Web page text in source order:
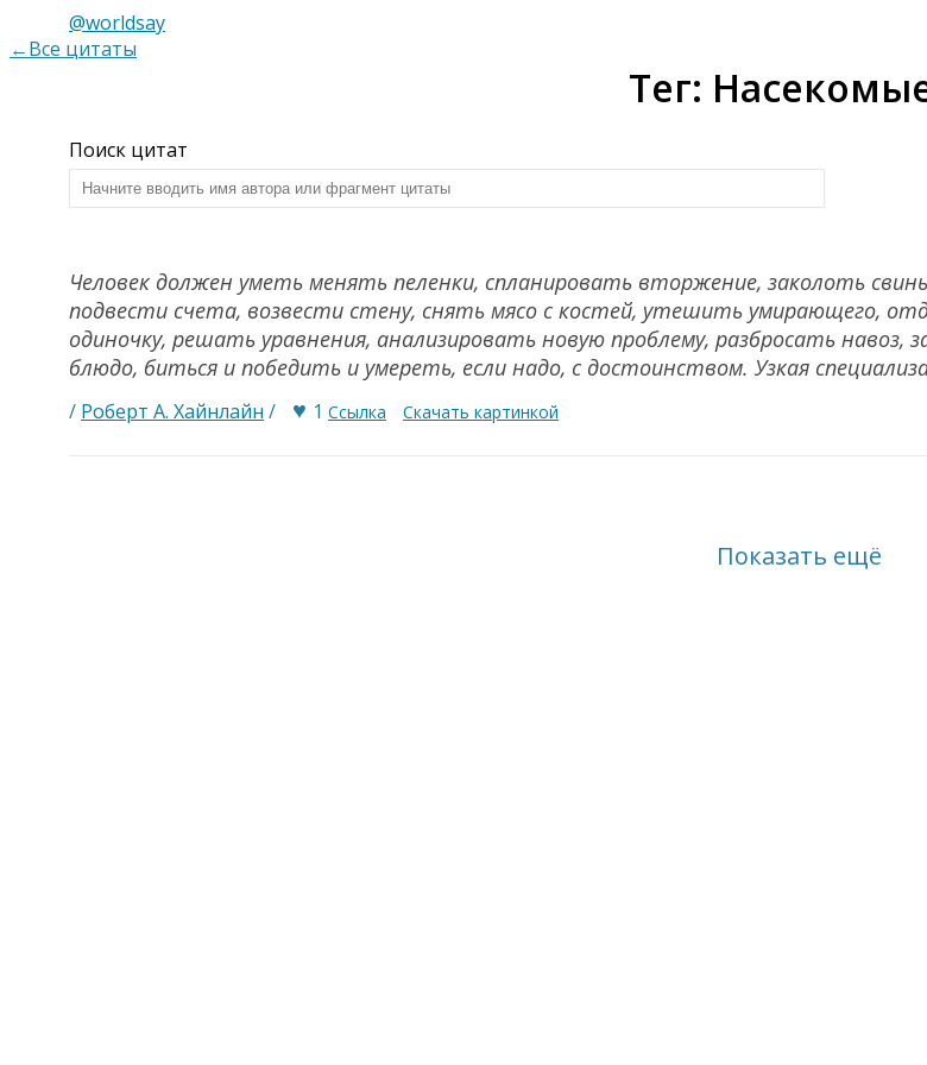
@worldsay
←Все цитаты
Тег:
Поиск цитат
Человек должен уметь менять пеленки, спланировать вторжение, заколоть
подвести счета, возвести стену, снять мясо с костей, утешить умирающего,
одиночку, решать уравнения, анализировать новую проблему, разбросать
блюдо, биться и победить и умереть, если надо, с достоинством. Узкая
/ Роберт А. Хайнлайн / ♥ 1 Ссылка Скачать картинкой
Показать ещё